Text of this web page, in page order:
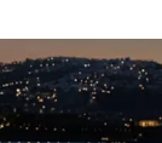
çeşitleri
katıyor.